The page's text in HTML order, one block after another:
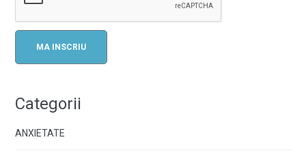
Categorii
ANXIETATE